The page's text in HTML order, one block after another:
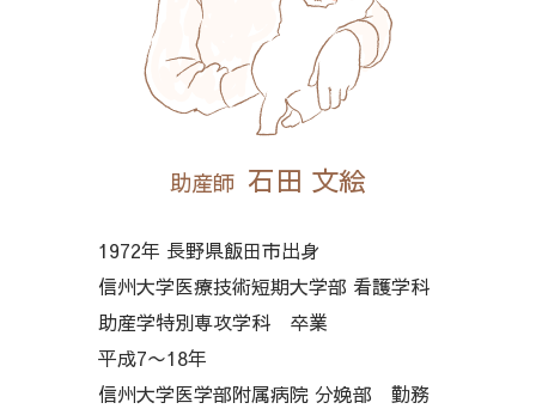
助産師 石田 文絵
1972年 長野県飯田市出身
信州大学医療技術短期大学部 看護学科
助産学特別専攻学科 卒業
平成7〜18年
信州大学医学部附属病院 分娩部 勤務